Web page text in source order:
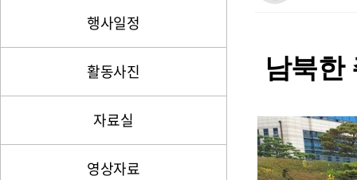
행사일정
활동사진
자료실
영상자료
남북한